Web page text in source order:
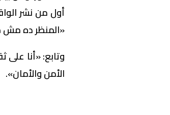
أول من نشر
«المنظر ده مش
وتابع: «أنا على
الأمن والأمان».